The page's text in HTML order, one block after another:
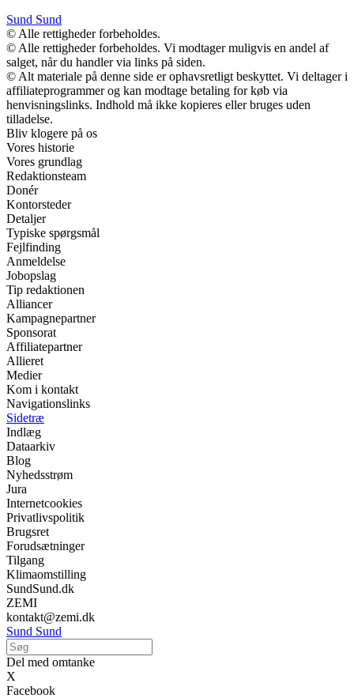
Sund Sund
© Alle rettigheder forbeholdes.
© Alle rettigheder forbeholdes. Vi modtager muligvis en andel af
salget, når du handler via links på siden.
© Alt materiale på denne side er ophavsretligt beskyttet. Vi deltager i
affiliateprogrammer og kan modtage betaling for køb via
henvisningslinks. Indhold må ikke kopieres eller bruges uden
tilladelse.
Bliv klogere på os
Vores historie
Vores grundlag
Redaktionsteam
Donér
Kontorsteder
Detaljer
Typiske spørgsmål
Fejlfinding
Anmeldelse
Jobopslag
Tip redaktionen
Alliancer
Kampagnepartner
Sponsorat
Affiliatepartner
Allieret
Medier
Kom i kontakt
Navigationslinks
Sidetræ
Indlæg
Dataarkiv
Blog
Nyhedsstrøm
Jura
Internetcookies
Privatlivspolitik
Brugsret
Forudsætninger
Tilgang
Klimaomstilling
SundSund.dk
ZEMI
kontakt@zemi.dk
Sund Sund
Del med omtanke
X
Facebook